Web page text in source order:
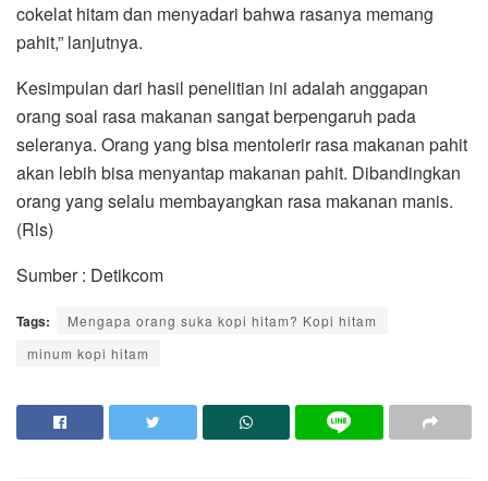
cokelat hitam dan menyadari bahwa rasanya memang
pahit,” lanjutnya.
Kesimpulan dari hasil penelitian ini adalah anggapan
orang soal rasa makanan sangat berpengaruh pada
seleranya. Orang yang bisa mentolerir rasa makanan pahit
akan lebih bisa menyantap makanan pahit. Dibandingkan
orang yang selalu membayangkan rasa makanan manis.
(Rls)
Sumber : Detikcom
Tags:
Mengapa orang suka kopi hitam? Kopi hitam
minum kopi hitam